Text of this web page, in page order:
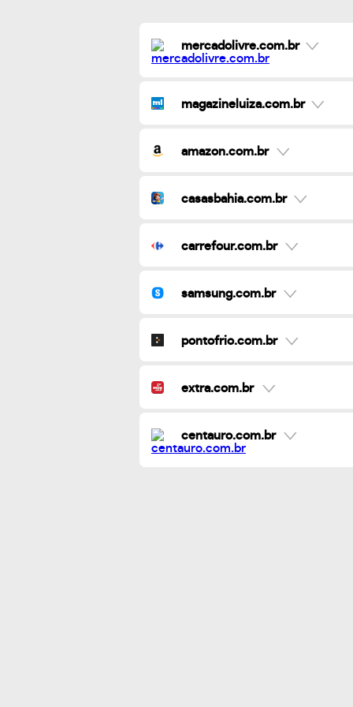
mercadolivre.com.br
magazineluiza.com.br
amazon.com.br
casasbahia.com.br
carrefour.com.br
samsung.com.br
pontofrio.com.br
extra.com.br
centauro.com.br